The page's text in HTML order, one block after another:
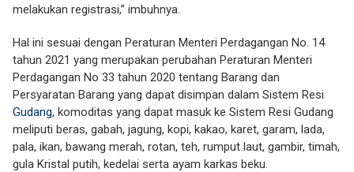
melakukan registrasi,” imbuhnya.
Hal ini sesuai dengan Peraturan Menteri Perdagangan No. 14
tahun 2021 yang merupakan perubahan Peraturan Menteri
Perdagangan No 33 tahun 2020 tentang Barang dan
Persyaratan Barang yang dapat disimpan dalam Sistem Resi
Gudang, komoditas yang dapat masuk ke Sistem Resi Gudang
meliputi beras, gabah, jagung, kopi, kakao, karet, garam, lada,
pala, ikan, bawang merah, rotan, teh, rumput laut, gambir, timah,
gula Kristal putih, kedelai serta ayam karkas beku.